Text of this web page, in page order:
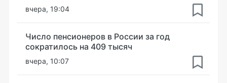
вчера, 19:04
Число пенсионеров в России за год
сократилось на 409 тысяч
вчера, 10:07